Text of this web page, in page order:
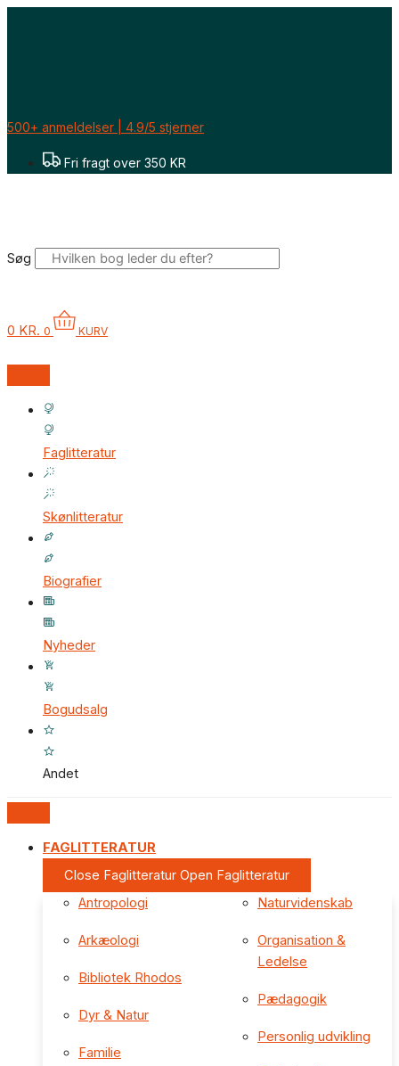
Gå
500+ anmeldelser | 4.9/5 stjerner
Fri fragt over 350 KR
Søg
0 KR. 0 KURV
Faglitteratur
Skønlitteratur
Biografier
Nyheder
Bogudsalg
Andet
FAGLITTERATUR
Close Faglitteratur Open Faglitteratur
Antropologi
Arkæologi
Bibliotek Rhodos
Dyr & Natur
Familie
Naturvidenskab
Organisation &
Ledelse
Pædagogik
Personlig udvikling